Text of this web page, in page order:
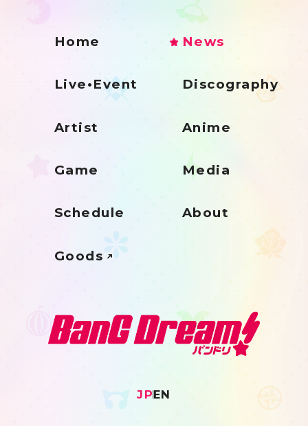
Home News
Live•Event Discography
Artist Anime
Game Media
Schedule About
Goods
JPEN